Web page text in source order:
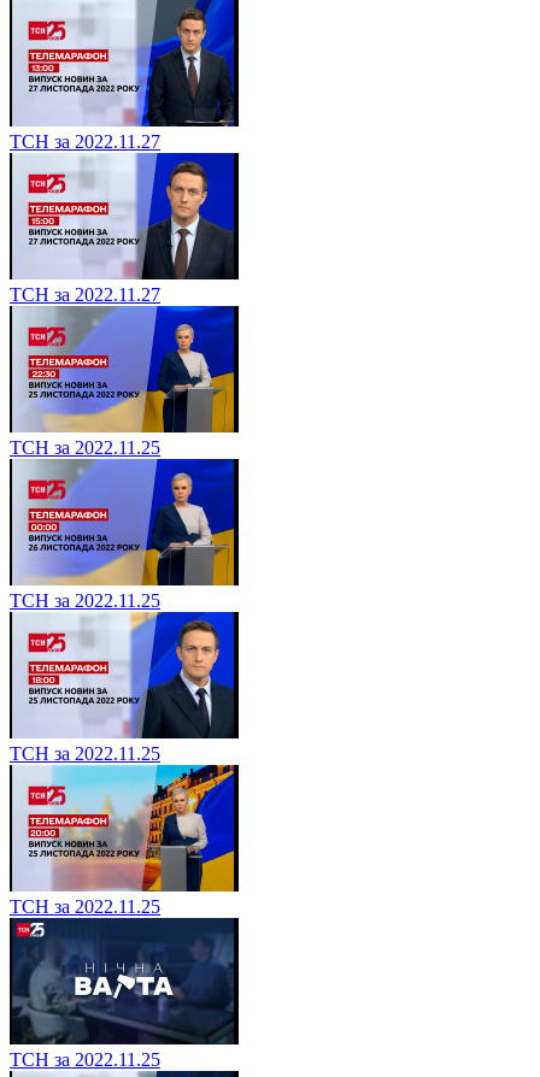
ТСН за 2022.11.27
ТСН за 2022.11.27
ТСН за 2022.11.25
ТСН за 2022.11.25
ТСН за 2022.11.25
ТСН за 2022.11.25
ТСН за 2022.11.25